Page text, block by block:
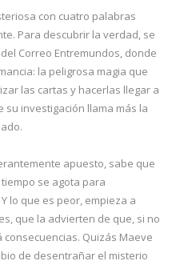
con cuatro palabras
Para descubrir la verdad, se
Correo Entremundos, donde
la peligrosa magia que
las cartas y hacerlas llegar a
investigación llama más la
apuesto, sabe que
se agota para
lo que es peor, empieza a
que la advierten de que, si no
Quizás Maeve
de desentrañar el misterio